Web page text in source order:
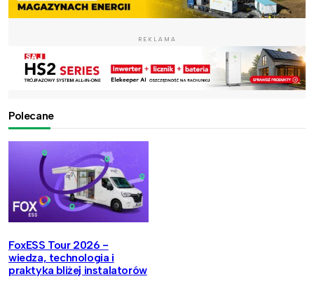
REKLAMA
Polecane
FoxESS Tour 2026 -
wiedza, technologia i
praktyka bliżej instalatorów